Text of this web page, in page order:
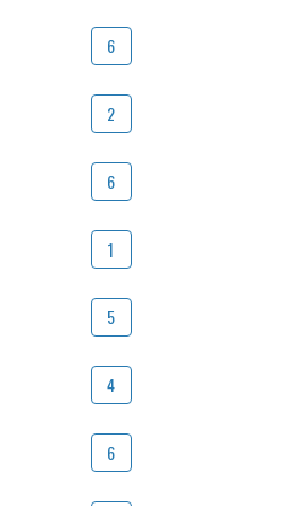
6
2
6
1
5
4
6